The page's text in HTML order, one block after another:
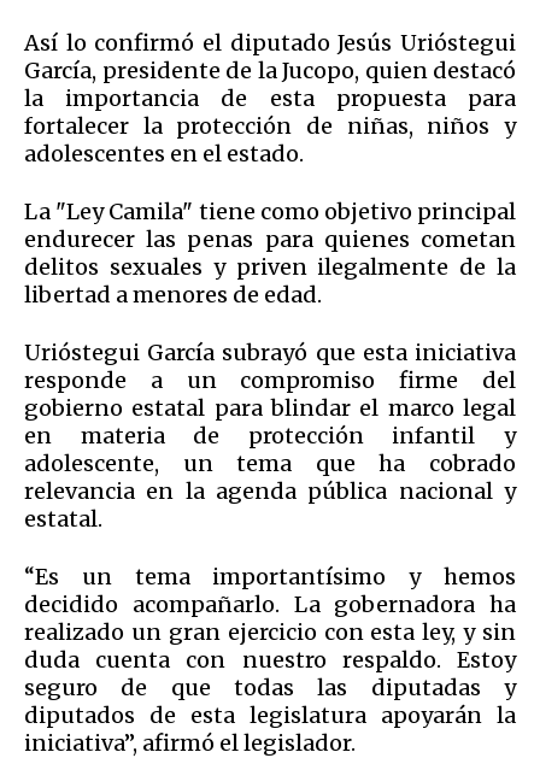
Así lo confirmó el diputado Jesús Urióstegui
García, presidente de la Jucopo, quien destacó
la importancia de esta propuesta para
fortalecer la protección de niñas, niños y
adolescentes en el estado.
La "Ley Camila" tiene como objetivo principal
endurecer las penas para quienes cometan
delitos sexuales y priven ilegalmente de la
libertad a menores de edad.
Urióstegui García subrayó que esta iniciativa
responde a un compromiso firme del
gobierno estatal para blindar el marco legal
en materia de protección infantil y
adolescente, un tema que ha cobrado
relevancia en la agenda pública nacional y
estatal.
“Es un tema importantísimo y hemos
decidido acompañarlo. La gobernadora ha
realizado un gran ejercicio con esta ley, y sin
duda cuenta con nuestro respaldo. Estoy
seguro de que todas las diputadas y
diputados de esta legislatura apoyarán la
iniciativa”, afirmó el legislador.